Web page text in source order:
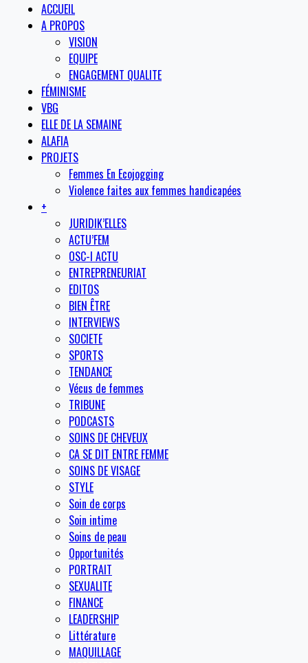
ACCUEIL
A PROPOS
VISION
EQUIPE
ENGAGEMENT QUALITE
FÉMINISME
VBG
ELLE DE LA SEMAINE
ALAFIA
PROJETS
Femmes En Ecojogging
Violence faites aux femmes handicapées
+
JURIDIK’ELLES
ACTU’FEM
OSC-I ACTU
ENTREPRENEURIAT
EDITOS
BIEN ÊTRE
INTERVIEWS
SOCIETE
SPORTS
TENDANCE
Vécus de femmes
TRIBUNE
PODCASTS
SOINS DE CHEVEUX
CA SE DIT ENTRE FEMME
SOINS DE VISAGE
STYLE
Soin de corps
Soin intime
Soins de peau
Opportunités
PORTRAIT
SEXUALITE
FINANCE
LEADERSHIP
Littérature
MAQUILLAGE